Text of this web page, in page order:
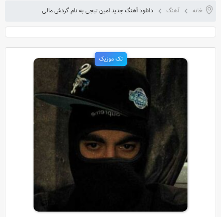
خانه آهنگ دانلود آهنگ جدید امین تیجی به نام گردش مالی
تک موزیک